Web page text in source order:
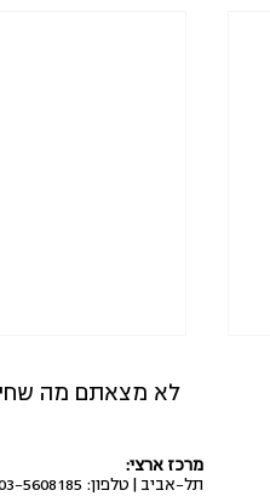
לא מצאתם מה
מרכז ארצי:
תל-אביב | טלפון: 03-5608185 | פקס: 03-5608165